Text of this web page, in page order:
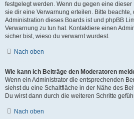
festgelegt werden. Wenn du gegen eine
sie dir eine Verwarnung erteilen. Bitte
Administration dieses Boards ist und phpBB
Verwarnung zu tun hat. Kontaktiere einen
sicher bist, wieso du verwarnt wurdest.
Nach oben
Wie kann ich Beiträge den Moderatoren
Wenn ein Administrator die entsprechenden
siehst du eine Schaltfläche in der Nähe des
Du wirst dann durch die weiteren Schritte
Nach oben